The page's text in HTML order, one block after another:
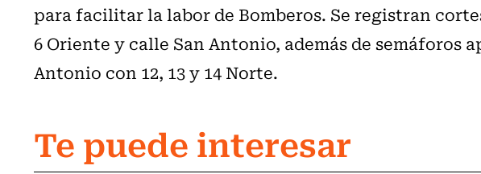
para facilitar la labor de Bomberos. Se registran
6 Oriente y calle San Antonio, además de semáforos
Antonio con 12, 13 y 14 Norte.
Te puede interesar